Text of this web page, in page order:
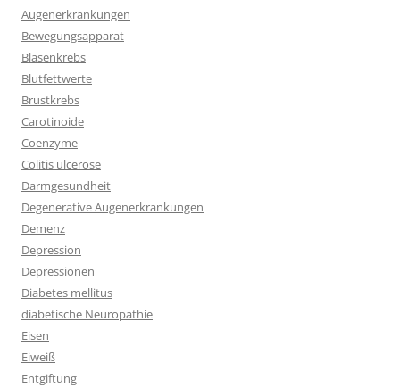
Augenerkrankungen
Bewegungsapparat
Blasenkrebs
Blutfettwerte
Brustkrebs
Carotinoide
Coenzyme
Colitis ulcerose
Darmgesundheit
Degenerative Augenerkrankungen
Demenz
Depression
Depressionen
Diabetes mellitus
diabetische Neuropathie
Eisen
Eiweiß
Entgiftung